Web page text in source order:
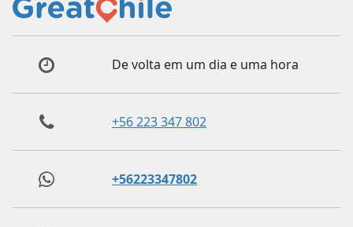
De volta em um dia e uma hora
+56 223 347 802
+56223347802